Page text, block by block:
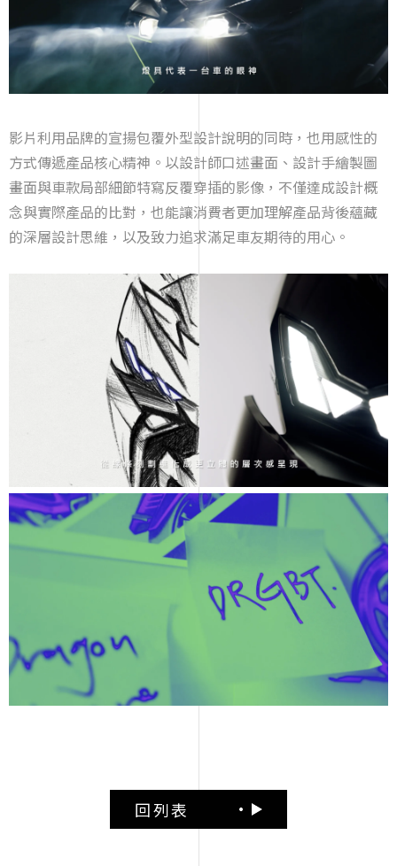
影片利用品牌的宣揚包覆外型設計說明的同時，也用感性的
方式傳遞產品核心精神。以設計師口述畫面、設計手繪製圖
畫面與車款局部細節特寫反覆穿插的影像，不僅達成設計概
念與實際產品的比對，也能讓消費者更加理解產品背後蘊藏
的深層設計思維，以及致力追求滿足車友期待的用心。
回列表